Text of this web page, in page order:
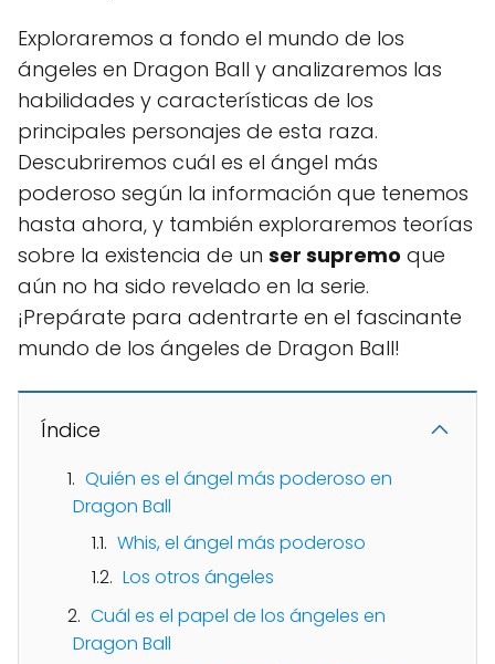
Exploraremos a fondo el mundo de los
ángeles en Dragon Ball y analizaremos las
habilidades y características de los
principales personajes de esta raza.
Descubriremos cuál es el ángel más
poderoso según la información que tenemos
hasta ahora, y también exploraremos teorías
sobre la existencia de un ser supremo que
aún no ha sido revelado en la serie.
¡Prepárate para adentrarte en el fascinante
mundo de los ángeles de Dragon Ball!
Índice
Quién es el ángel más poderoso en
Dragon Ball
Whis, el ángel más poderoso
Los otros ángeles
Cuál es el papel de los ángeles en
Dragon Ball